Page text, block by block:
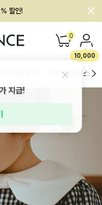
0
10,000
하의/레깅스
지급!